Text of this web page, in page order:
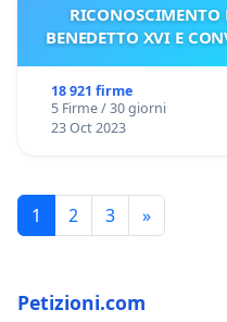
RICONOSCIMENTO
BENEDETTO XVI E
18 921 firme
5 Firme / 30 giorni
23 Oct 2023
1 2 3 »
Petizioni.com